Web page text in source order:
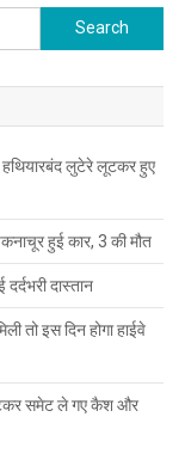
Search for:
लुटेरे लूटकर हुए
हुई कार, 3 की मौत
दास्तान
तो इस दिन होगा हाईवे
समेट ले गए कैश और